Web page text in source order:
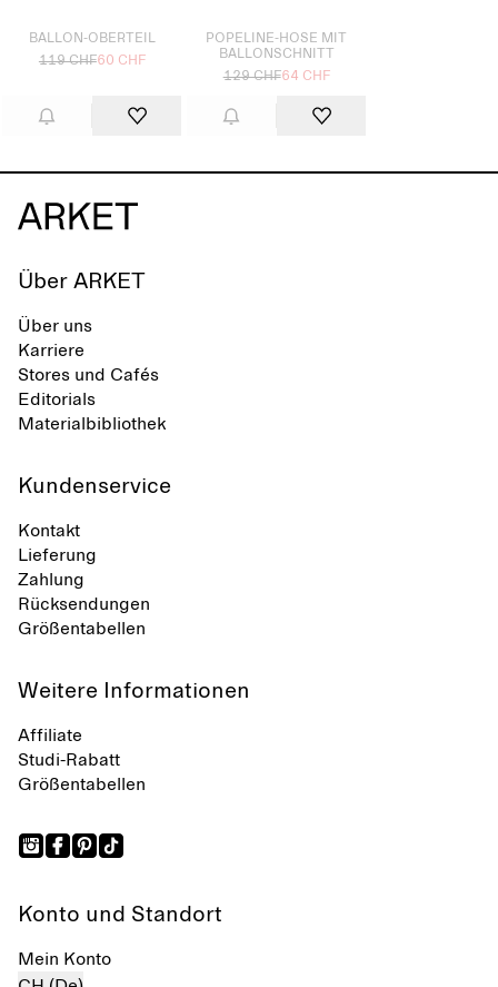
BALLON-OBERTEIL
119 CHF60 CHF
POPELINE-HOSE MIT
BALLONSCHNITT
129 CHF64 CHF
Über ARKET
Über uns
Karriere
Stores und Cafés
Editorials
Materialbibliothek
Kundenservice
Kontakt
Lieferung
Zahlung
Rücksendungen
Größentabellen
Weitere Informationen
Affiliate
Studi-Rabatt
Größentabellen
Konto und Standort
Mein Konto